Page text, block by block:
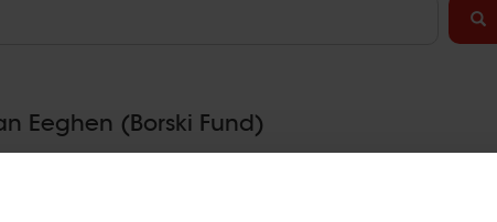
Eeghen (Borski Fund)
Investment Manager bij Borski Fund, over